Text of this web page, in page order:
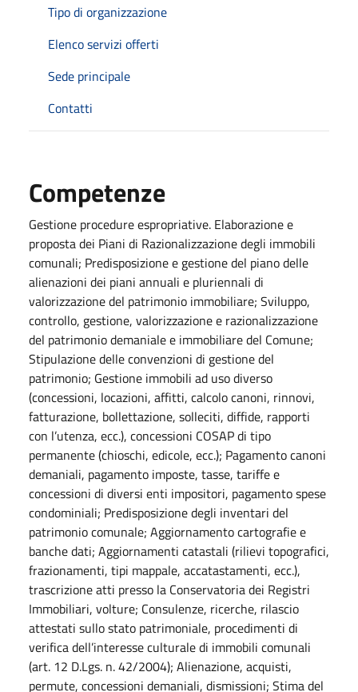
Tipo di organizzazione
Elenco servizi offerti
Sede principale
Contatti
Competenze
Gestione procedure espropriative. Elaborazione e
proposta dei Piani di Razionalizzazione degli immobili
comunali; Predisposizione e gestione del piano delle
alienazioni dei piani annuali e pluriennali di
valorizzazione del patrimonio immobiliare; Sviluppo,
controllo, gestione, valorizzazione e razionalizzazione
del patrimonio demaniale e immobiliare del Comune;
Stipulazione delle convenzioni di gestione del
patrimonio; Gestione immobili ad uso diverso
(concessioni, locazioni, affitti, calcolo canoni, rinnovi,
fatturazione, bollettazione, solleciti, diffide, rapporti
con l’utenza, ecc.), concessioni COSAP di tipo
permanente (chioschi, edicole, ecc.); Pagamento canoni
demaniali, pagamento imposte, tasse, tariffe e
concessioni di diversi enti impositori, pagamento spese
condominiali; Predisposizione degli inventari del
patrimonio comunale; Aggiornamento cartografie e
banche dati; Aggiornamenti catastali (rilievi topografici,
frazionamenti, tipi mappale, accatastamenti, ecc.),
trascrizione atti presso la Conservatoria dei Registri
Immobiliari, volture; Consulenze, ricerche, rilascio
attestati sullo stato patrimoniale, procedimenti di
verifica dell’interesse culturale di immobili comunali
(art. 12 D.Lgs. n. 42/2004); Alienazione, acquisti,
permute, concessioni demaniali, dismissioni; Stima del